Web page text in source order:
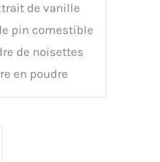
de vanille
pin comestible
de noisettes
en poudre